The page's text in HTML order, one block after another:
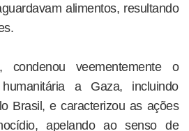
alimentos, resultando
veementemente o
a Gaza, incluindo
Brasil, e caracterizou as ações
apelando ao senso de